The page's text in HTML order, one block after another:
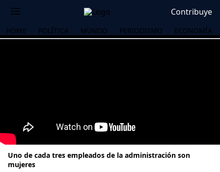
Contribuye
HOME POLÍTICA MUNDO PERIODISMO ECONOMÍA
Uno de cada tres empleados de la administración son
mujeres